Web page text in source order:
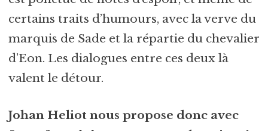
certains traits d’humours, avec la verve du
marquis de Sade et la répartie du chevalier
d’Eon. Les dialogues entre ces deux là
valent le détour.
Johan Heliot nous propose donc avec